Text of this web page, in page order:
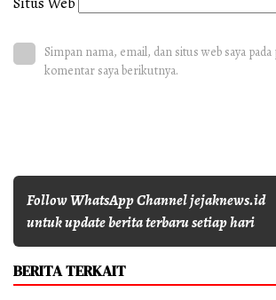
Simpan nama, email, dan situs web saya
komentar saya berikutnya.
Follow WhatsApp Channel jejaknews.id
untuk update berita terbaru setiap hari
BERITA TERKAIT